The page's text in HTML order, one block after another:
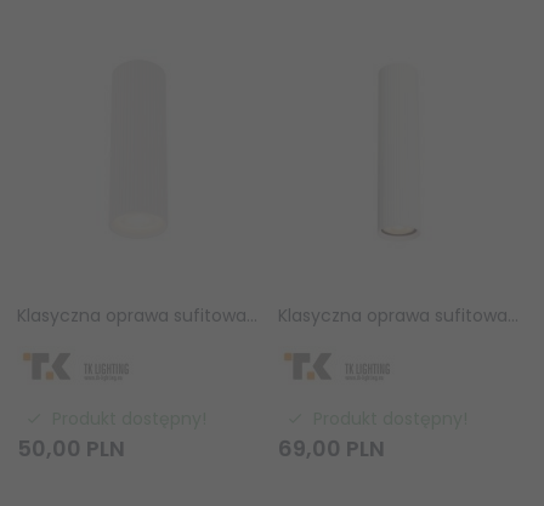
Klasyczna oprawa sufitowa biała tuba wykończona ryflowaniem minimalistyczna uniwersalna 17cm TUNE 10025 TK-Lighting
50,00 PLN
Klasyczna oprawa sufitowa biała tuba wykończona ryflowaniem minimalistyczna uniwersalna 24cm TUNE 10027 TK-Lighting
69,00 PLN